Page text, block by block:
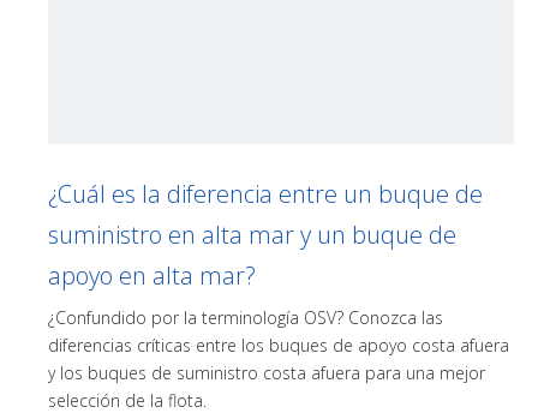
¿Cuál es la diferencia entre un buque de
suministro en alta mar y un buque de
apoyo en alta mar?
¿Confundido por la terminología OSV? Conozca las
diferencias críticas entre los buques de apoyo costa afuera
y los buques de suministro costa afuera para una mejor
selección de la flota.